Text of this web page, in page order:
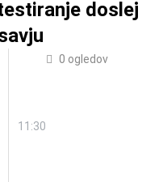
doslej
11:30
0 ogledov